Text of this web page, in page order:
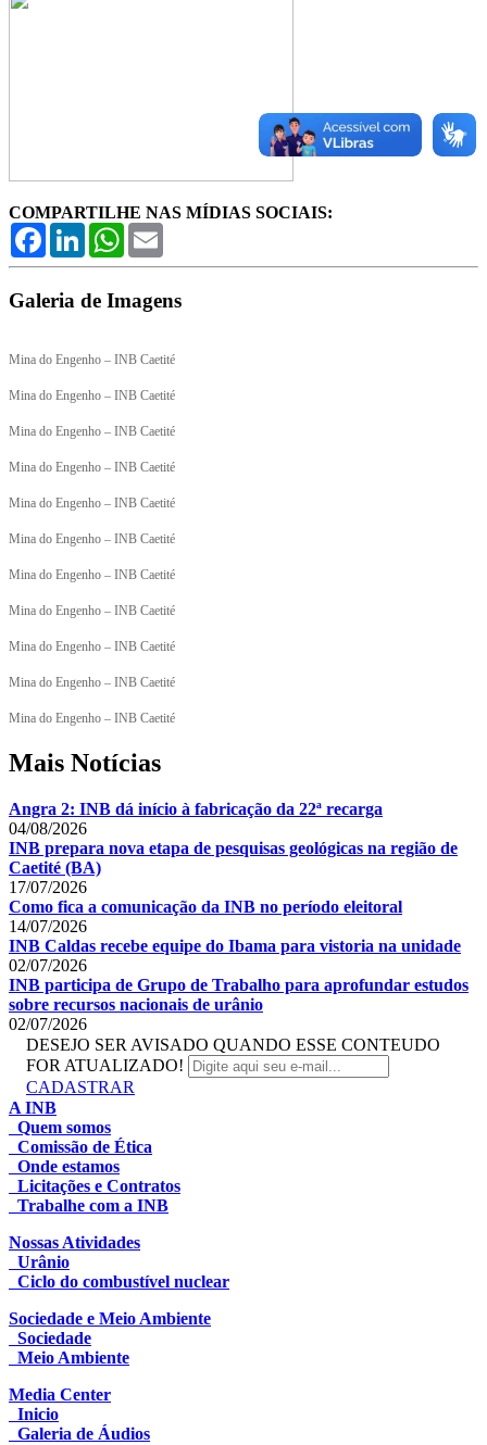
COMPARTILHE NAS MÍDIAS SOCIAIS:
FacebookLinkedInWhatsApp
Galeria de Imagens
Mina do Engenho – INB Caetité
Mina do Engenho – INB Caetité
Mina do Engenho – INB Caetité
Mina do Engenho – INB Caetité
Mina do Engenho – INB Caetité
Mina do Engenho – INB Caetité
Mina do Engenho – INB Caetité
Mina do Engenho – INB Caetité
Mina do Engenho – INB Caetité
Mina do Engenho – INB Caetité
Mina do Engenho – INB Caetité
Mais Notícias
Angra 2: INB dá início à fabricação da 22ª recarga
04/08/2026
INB prepara nova etapa de pesquisas geológicas na região de
Caetité (BA)
17/07/2026
Como fica a comunicação da INB no período eleitoral
14/07/2026
INB Caldas recebe equipe do Ibama para vistoria na unidade
02/07/2026
INB participa de Grupo de Trabalho para aprofundar estudos
sobre recursos nacionais de urânio
02/07/2026
DESEJO SER AVISADO QUANDO ESSE CONTEUDO
FOR ATUALIZADO!
CADASTRAR
A INB
Quem somos
Comissão de Ética
Onde estamos
Licitações e Contratos
Trabalhe com a INB
Nossas Atividades
Urânio
Ciclo do combustível nuclear
Sociedade e Meio Ambiente
Sociedade
Meio Ambiente
Media Center
Inicio
Galeria de Áudios